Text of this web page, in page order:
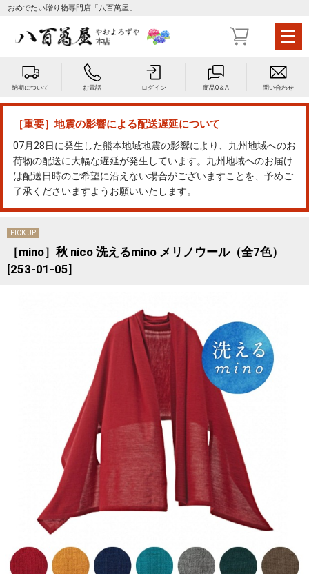
メ
ニ
ー
を
開
おめでたい贈り物専門店「八百萬屋」
納期について お電話 ログイン 商品Q＆A 問い合わせ
［重要］地震の影響による配送遅延について
07月28日に発生した熊本地域地震の影響により、九州地域へのお
荷物の配送に大幅な遅延が発生しています。九州地域へのお届け
は配送日時のご希望に沿えない場合がございますことを、予めご
了承くださいますようお願いいたします。
PICK UP
［mino］秋 nico 洗えるmino メリノウール（全7色）
[253-01-05]